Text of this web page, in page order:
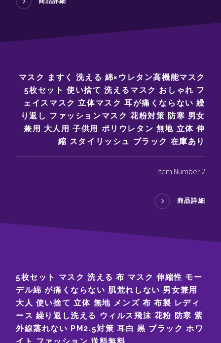
マスク ますく 洗える 綿×ウレタン高機能マスク
5枚セット 使い捨て 洗えるマスク おしゃれ フ
ェイスマスク 立体マスク 耳が痛くならない 繰
り返し ファッションマスク 花粉対策 防寒 男女
兼用 大人用 子供用 ポリウレタン 無地 立体 伸
縮 スタイリッシュ ブラック 在庫あり
Item Number 2
商品詳細
5枚セット マスク 洗える 布 マスク 伸縮性 モー
デル綿 が痛くならない 肌荒れしない 男女兼用
大人 使い捨て 立体 無地 メンズ 布 布製 レディ
ース 繰り返し洗える ウィルス飛沫 花粉 防寒 紫
外線蒸れない PM2.5対策 耳白 黒 ブラック ホワ